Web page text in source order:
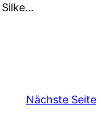
Silke…
Nächste Seite